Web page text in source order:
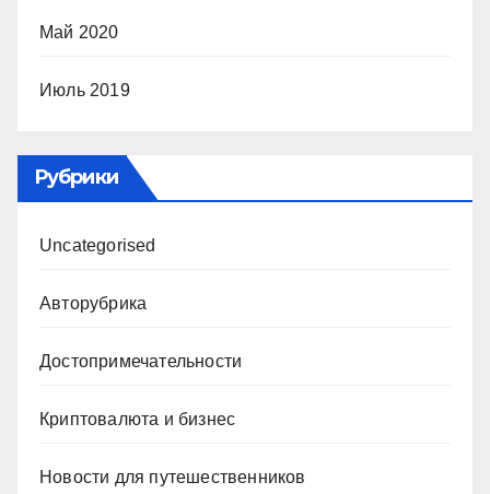
Май 2020
Июль 2019
Рубрики
Uncategorised
Авторубрика
Достопримечательности
Криптовалюта и бизнес
Новости для путешественников